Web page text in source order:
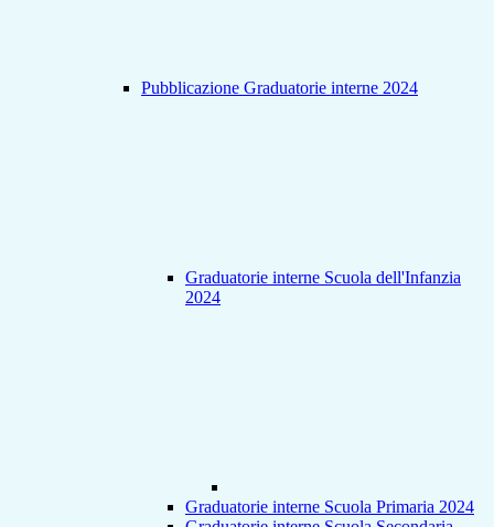
Pubblicazione Graduatorie interne 2024
Graduatorie interne Scuola dell'Infanzia
2024
Graduatorie interne Scuola Primaria 2024